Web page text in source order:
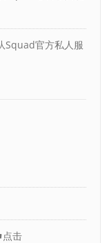
Squad官方私人服
点击